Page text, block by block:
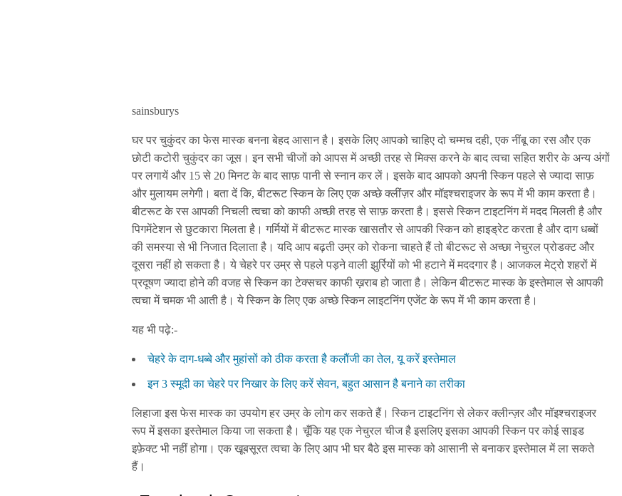
sainsburys
घर पर चुकुंदर का फेस मास्क बनना बेहद आसान है। इसके लिए आपको चाहिए दो चम्मच दही, एक नींबू का रस और एक
छोटी कटोरी चुकुंदर का जूस। इन सभी चीजों को आपस में अच्छी तरह से मिक्स करने के बाद त्वचा सहित शरीर के अन्य अंगों
पर लगायें और 15 से 20 मिनट के बाद साफ़ पानी से स्नान कर लें। इसके बाद आपको अपनी स्किन पहले से ज्यादा साफ़
और मुलायम लगेगी। बता दें कि, बीटरूट स्किन के लिए एक अच्छे क्लींज़र और मॉइश्चराइजर के रूप में भी काम करता है।
बीटरूट के रस आपकी निचली त्वचा को काफी अच्छी तरह से साफ़ करता है। इससे स्किन टाइटनिंग में मदद मिलती है और
पिगमेंटेशन से छुटकारा मिलता है। गर्मियों में बीटरूट मास्क खासतौर से आपकी स्किन को हाइड्रेट करता है और दाग धब्बों
की समस्या से भी निजात दिलाता है। यदि आप बढ़ती उम्र को रोकना चाहते हैं तो बीटरूट से अच्छा नेचुरल प्रोडक्ट और
दूसरा नहीं हो सकता है। ये चेहरे पर उम्र से पहले पड़ने वाली झुर्रियों को भी हटाने में मददगार है। आजकल मेट्रो शहरों में
प्रदूषण ज्यादा होने की वजह से स्किन का टेक्सचर काफी ख़राब हो जाता है। लेकिन बीटरूट मास्क के इस्तेमाल से आपकी
त्वचा में चमक भी आती है। ये स्किन के लिए एक अच्छे स्किन लाइटनिंग एजेंट के रूप में भी काम करता है।
यह भी पढ़े:-
चेहरे के दाग-धब्बे और मुहांसों को ठीक करता है कलौंजी का तेल, यू करें इस्तेमाल
इन 3 स्मूदी का चेहरे पर निखार के लिए करें सेवन, बहुत आसान है बनाने का तरीका
लिहाजा इस फेस मास्क का उपयोग हर उम्र के लोग कर सकते हैं। स्किन टाइटनिंग से लेकर क्लीन्ज़र और मॉइश्चराइजर
रूप में इसका इस्तेमाल किया जा सकता है। चूँकि यह एक नेचुरल चीज है इसलिए इसका आपकी स्किन पर कोई साइड
इफ़ेक्ट भी नहीं होगा। एक खूबसूरत त्वचा के लिए आप भी घर बैठे इस मास्क को आसानी से बनाकर इस्तेमाल में ला सकते
हैं।